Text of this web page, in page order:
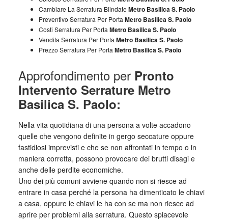
Cambiare La Serratura Blindate Metro Basilica S. Paolo
Preventivo Serratura Per Porta Metro Basilica S. Paolo
Costi Serratura Per Porta Metro Basilica S. Paolo
Vendita Serratura Per Porta Metro Basilica S. Paolo
Prezzo Serratura Per Porta Metro Basilica S. Paolo
Approfondimento per Pronto
Intervento Serrature Metro
Basilica S. Paolo:
Nella vita quotidiana di una persona a volte accadono
quelle che vengono definite in gergo seccature oppure
fastidiosi imprevisti e che se non affrontati in tempo o in
maniera corretta, possono provocare dei brutti disagi e
anche delle perdite economiche.
Uno dei più comuni avviene quando non si riesce ad
entrare in casa perché la persona ha dimenticato le chiavi
a casa, oppure le chiavi le ha con se ma non riesce ad
aprire per problemi alla serratura. Questo spiacevole